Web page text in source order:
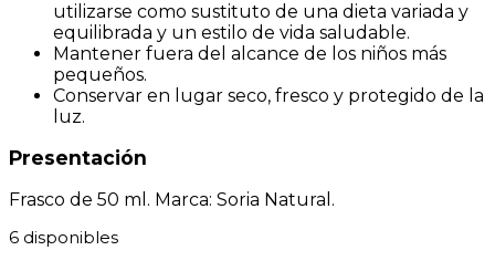
utilizarse como sustituto de una dieta variada y
equilibrada y un estilo de vida saludable.
Mantener fuera del alcance de los niños más
pequeños.
Conservar en lugar seco, fresco y protegido de la
luz.
Presentación
Frasco de 50 ml. Marca: Soria Natural.
6 disponibles